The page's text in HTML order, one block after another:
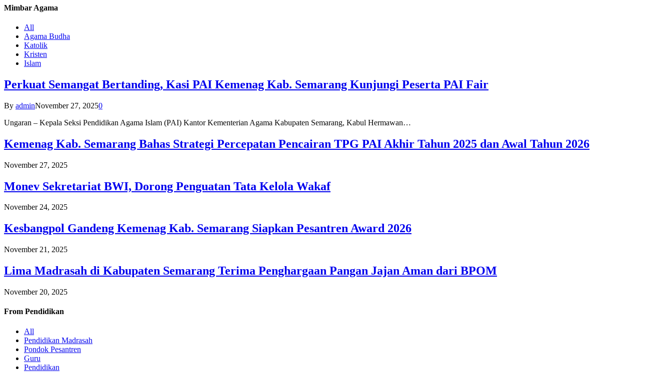
Mimbar Agama
All
Agama Budha
Katolik
Kristen
Islam
Perkuat Semangat Bertanding, Kasi PAI Kemenag Kab. Semarang Kunjungi Peserta PAI Fair
By adminNovember 27, 20250
Ungaran – Kepala Seksi Pendidikan Agama Islam (PAI) Kantor Kementerian Agama Kabupaten Semarang, Kabul Hermawan…
Kemenag Kab. Semarang Bahas Strategi Percepatan Pencairan TPG PAI Akhir Tahun 2025 dan Awal Tahun 2026
November 27, 2025
Monev Sekretariat BWI, Dorong Penguatan Tata Kelola Wakaf
November 24, 2025
Kesbangpol Gandeng Kemenag Kab. Semarang Siapkan Pesantren Award 2026
November 21, 2025
Lima Madrasah di Kabupaten Semarang Terima Penghargaan Pangan Jajan Aman dari BPOM
November 20, 2025
From Pendidikan
All
Pendidikan Madrasah
Pondok Pesantren
Guru
Pendidikan